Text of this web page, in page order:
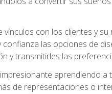
con los clientes y
las opciones de
y transmitirles las
aprendiendo
de representaciones o